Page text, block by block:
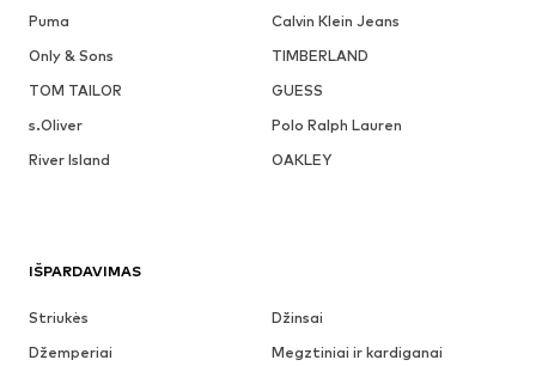
Puma
Calvin Klein Jeans
Only & Sons
TIMBERLAND
TOM TAILOR
GUESS
s.Oliver
Polo Ralph Lauren
River Island
OAKLEY
IŠPARDAVIMAS
Striukės
Džinsai
Džemperiai
Megztiniai ir kardiganai